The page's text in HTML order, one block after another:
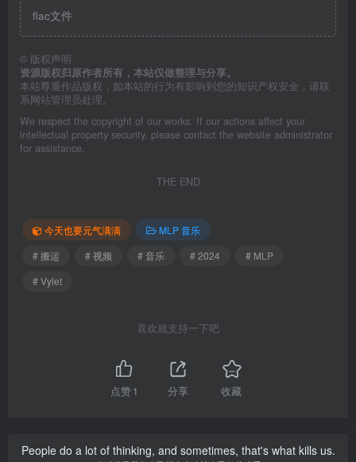
flac文件
© 版权声明
资源版权归原作者所有，本站仅做整理与分享。
本站尊重作品版权，如本站的行为有影响到您的知识产权安全，请联
系网站管理员处理。
We respect the copyright of our works. If our actions affect your
intellectual property security, please contact the website administrator
for assistance.
THE END
今天也要元气满满
MLP 音乐
# 搬运
# 视频 # 音乐 # 2024
# MLP
# Vylet
喜欢就支持一下吧
点赞1 分享 收藏
People do a lot of thinking, and sometimes, that's what kills us.